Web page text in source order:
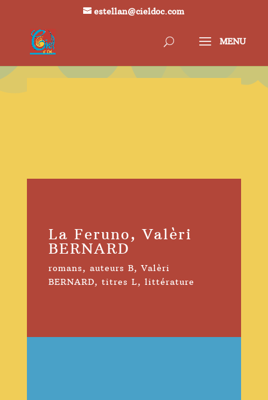
estellan@cieldoc.com
La Feruno, Valèri
BERNARD
romans, auteurs B,Valèri
BERNARD, titres L, littérature